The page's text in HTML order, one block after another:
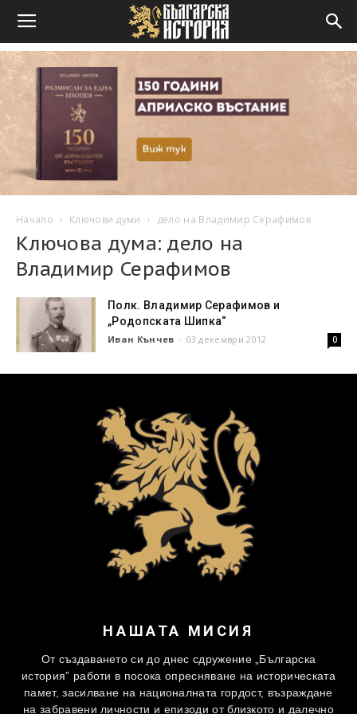
Начало Ключови думи дело на Владимир Серафимов
Ключова дума: дело на
Владимир Серафимов
Полк. Владимир Серафимов и
„Родопската Шипка“
Иван Кънчев - 03 декември 2012 0
НАШАТА МИСИЯ
От създаването си до днес сдружение „Българска
история” работи в посока опресняване на историческата
памет, засилване на националната гордост, възраждане
на забравени личности и епизоди от близкото и далечно